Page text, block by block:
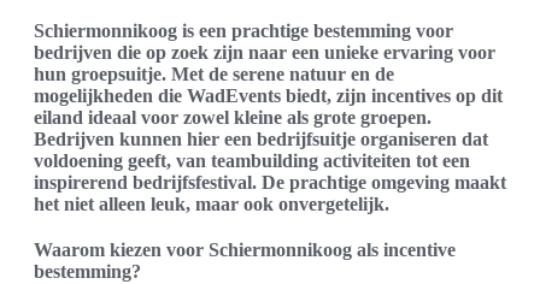
Schiermonnikoog is een prachtige bestemming voor
bedrijven die op zoek zijn naar een unieke ervaring voor
hun groepsuitje. Met de serene natuur en de
mogelijkheden die WadEvents biedt, zijn incentives op dit
eiland ideaal voor zowel kleine als grote groepen.
Bedrijven kunnen hier een bedrijfsuitje organiseren dat
voldoening geeft, van teambuilding activiteiten tot een
inspirerend bedrijfsfestival. De prachtige omgeving maakt
het niet alleen leuk, maar ook onvergetelijk.
Waarom kiezen voor Schiermonnikoog als incentive
bestemming?